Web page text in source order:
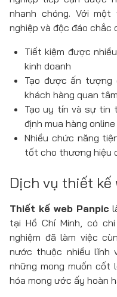
nhanh chóng. Với
nghiệp và độc đáo chắc
Tiết kiệm được
kinh doanh
Tạo được ấn
khách hàng quan
Tạo uy tín và sự tin
định mua hàng online
Nhiều chức năng
tốt cho thương hiệu
Dịch vụ thiết
Thiết kế web Panpic
tại Hồ Chí Minh, có
nghiệm đã làm việc
nước thuộc nhiều lĩnh
những mong muốn cốt
hóa mong ước ấy hoàn